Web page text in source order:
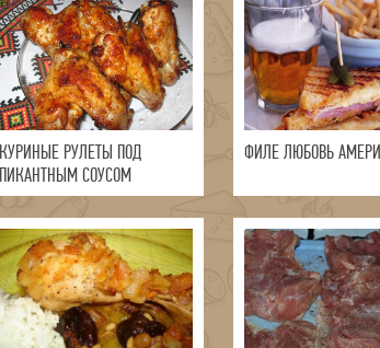
КУРИНЫЕ РУЛЕТЫ ПОД
ПИКАНТНЫМ СОУСОМ
ФИЛЕ ЛЮБОВЬ